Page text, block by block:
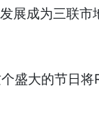
成为三联市
盛大的节日